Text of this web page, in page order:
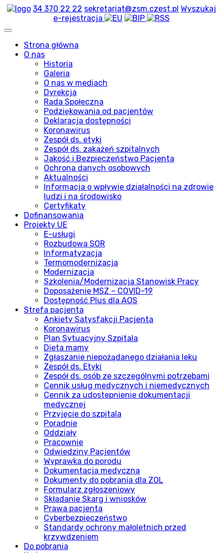
34 370 22 22 sekretariat@zsm.czest.pl Wyszukaj
e-rejestracja
Strona główna
O nas
Historia
Galeria
O nas w mediach
Dyrekcja
Rada Społeczna
Podziękowania od pacjentów
Deklaracja dostępności
Koronawirus
Zespół ds. etyki
Zespół ds. zakażeń szpitalnych
Jakość i Bezpieczeństwo Pacjenta
Ochrona danych osobowych
Aktualności
Informacja o wpływie działalności na zdrowie
ludzi i na środowisko
Certyfikaty
Dofinansowania
Projekty UE
E-usługi
Rozbudowa SOR
Informatyzacja
Termomodernizacja
Modernizacja
Szkolenia/Modernizacja Stanowisk Pracy
Doposażenie MSZ – COVID-19
Dostępność Plus dla AOS
Strefa pacjenta
Ankiety Satysfakcji Pacjenta
Koronawirus
Plan Sytuacyjny Szpitala
Dieta mamy
Zgłaszanie niepożądanego działania leku
Zespół ds. Etyki
Zespół ds. osób ze szczególnymi potrzebami
Cennik usług medycznych i niemedycznych
Cennik za udostepnienie dokumentacji
medycznej
Przyjęcie do szpitala
Poradnie
Oddziały
Pracownie
Odwiedziny Pacjentów
Wyprawka do porodu
Dokumentacja medyczna
Dokumenty do pobrania dla ZOL
Formularz zgłoszeniowy
Składanie Skarg i wniosków
Prawa pacjenta
Cyberbezpieczeństwo
Standardy ochrony małoletnich przed
krzywdzeniem
Do pobrania